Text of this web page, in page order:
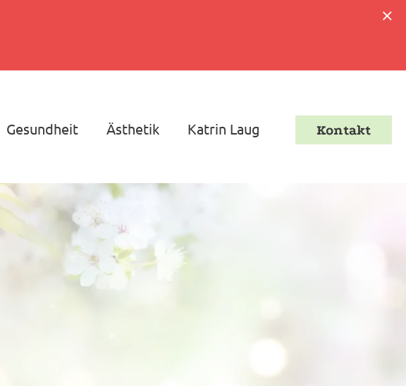
Gesundheit Ästhetik Katrin Laug Kontakt